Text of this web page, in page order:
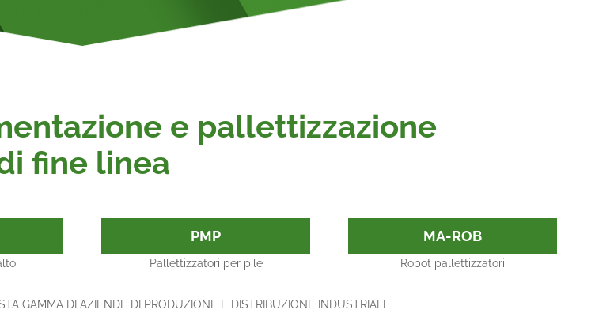
e pallettizzazione
fine linea
PMP
Pallettizzatori per pile
MA-ROB
Robot pallettizzatori
GAMMA DI AZIENDE DI PRODUZIONE E DISTRIBUZIONE INDUSTRIALI